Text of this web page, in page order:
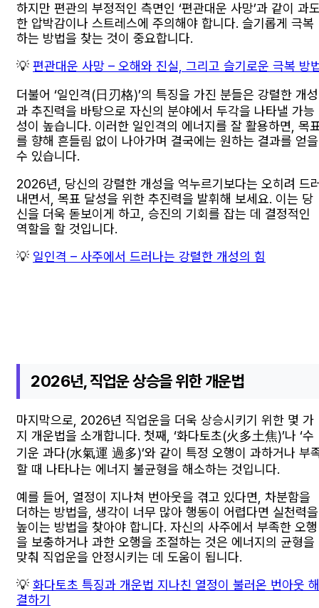
하지만 편관의 부정적인 측면인 ‘편관대운 사망’과 같이 과
한 압박감이나 스트레스에 주의해야 합니다. 슬기롭게 극복
하는 방법을 찾는 것이 중요합니다.
💡 편관대운 사망 – 오해와 진실, 그리고 슬기로운 극복 방
더불어 ‘일인격(日刃格)’의 특징을 가진 분들은 강렬한 개성
과 추진력을 바탕으로 자신의 분야에서 두각을 나타낼 가능
성이 높습니다. 이러한 일인격의 에너지를 잘 활용하면, 목
를 향해 흔들림 없이 나아가며 결국에는 원하는 결과를 얻을
수 있습니다.
2026년, 당신의 강렬한 개성을 억누르기보다는 오히려 드
내면서, 목표 달성을 위한 추진력을 발휘해 보세요. 이는 당
신을 더욱 돋보이게 하고, 승진의 기회를 잡는 데 결정적인
역할을 할 것입니다.
💡 일인격 – 사주에서 드러나는 강렬한 개성의 힘
2026년, 직업운 상승을 위한 개운법
마지막으로, 2026년 직업운을 더욱 상승시키기 위한 몇 가
지 개운법을 소개합니다. 첫째, ‘화다토초(火多土焦)’나 ‘수
기운 과다(水氣運 過多)’와 같이 특정 오행이 과하거나 부
할 때 나타나는 에너지 불균형을 해소하는 것입니다.
예를 들어, 열정이 지나쳐 번아웃을 겪고 있다면, 차분함을
더하는 방법을, 생각이 너무 많아 행동이 어렵다면 실천력을
높이는 방법을 찾아야 합니다. 자신의 사주에서 부족한 오행
을 보충하거나 과한 오행을 조절하는 것은 에너지의 균형을
맞춰 직업운을 안정시키는 데 도움이 됩니다.
💡 화다토초 특징과 개운법 지나친 열정이 불러온 번아웃 해
결하기